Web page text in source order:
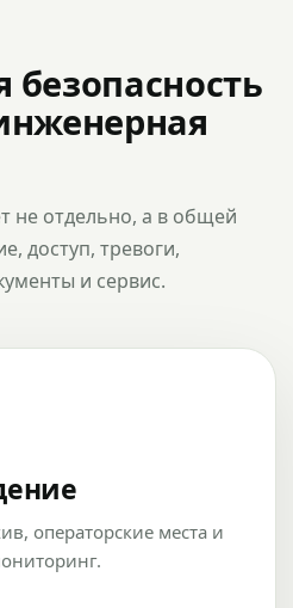
безопасность
не отдельно, а в общей
доступ, тревоги,
и сервис.
операторские места и